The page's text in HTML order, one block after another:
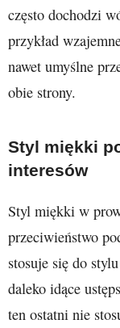
często dochodzi
przykład
nawet umyślne
obie strony.
Styl miękki
interesów
Styl miękki w
przeciwieństwo
stosuje się do
daleko idące
ten ostatni nie